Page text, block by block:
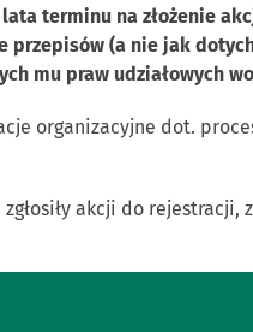
lata terminu na złożenie
przepisów (a nie jak
mu praw udziałowych
organizacyjne dot.
akcji do rejestracji,